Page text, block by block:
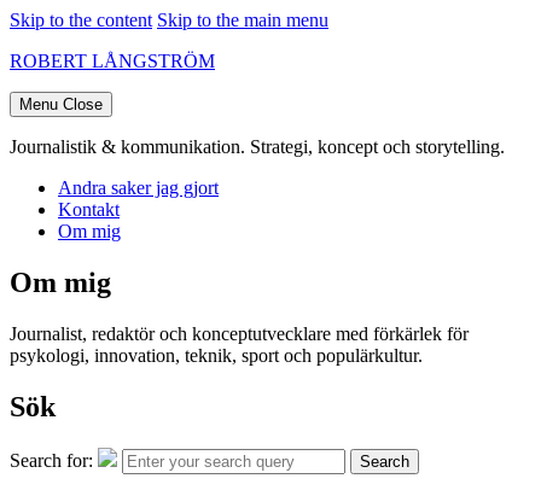
Skip to the content Skip to the main menu
ROBERT LÅNGSTRÖM
Menu Close
Journalistik & kommunikation. Strategi, koncept och storytelling.
Andra saker jag gjort
Kontakt
Om mig
Om mig
Journalist, redaktör och konceptutvecklare med förkärlek för
psykologi, innovation, teknik, sport och populärkultur.
Sök
Search for: Search